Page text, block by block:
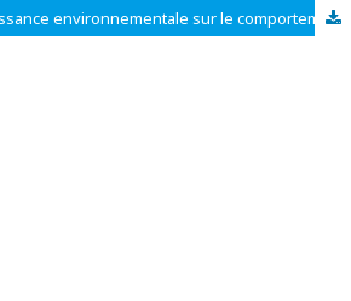
Impact de la connaissance environnementale sur le comportement écologique des jeunes togolais : rôle médiateur de la sensibilité écologique